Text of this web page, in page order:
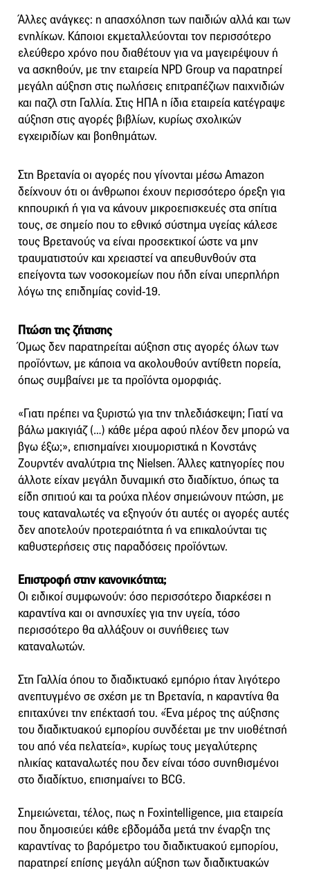
Άλλες ανάγκες: η απασχόληση των παιδιών αλλά και των
ενηλίκων. Κάποιοι εκμεταλλεύονται τον περισσότερο
ελεύθερο χρόνο που διαθέτουν για να μαγειρέψουν ή
να ασκηθούν, με την εταιρεία NPD Group να παρατηρεί
μεγάλη αύξηση στις πωλήσεις επιτραπέζιων παιχνιδιών
και παζλ στη Γαλλία. Στις ΗΠΑ η ίδια εταιρεία κατέγραψε
αύξηση στις αγορές βιβλίων, κυρίως σχολικών
εγχειριδίων και βοηθημάτων.
Στη Βρετανία οι αγορές που γίνονται μέσω Amazon
δείχνουν ότι οι άνθρωποι έχουν περισσότερο όρεξη για
κηπουρική ή για να κάνουν μικροεπισκευές στα σπίτια
τους, σε σημείο που το εθνικό σύστημα υγείας κάλεσε
τους Βρετανούς να είναι προσεκτικοί ώστε να μην
τραυματιστούν και χρειαστεί να απευθυνθούν στα
επείγοντα των νοσοκομείων που ήδη είναι υπερπλήρη
λόγω της επιδημίας covid-19.
Πτώση της ζήτησης
Όμως δεν παρατηρείται αύξηση στις αγορές όλων των
προϊόντων, με κάποια να ακολουθούν αντίθετη πορεία,
όπως συμβαίνει με τα προϊόντα ομορφιάς.
«Γιατι πρέπει να ξυριστώ για την τηλεδιάσκεψη; Γιατί να
βάλω μακιγιάζ (…) κάθε μέρα αφού πλέον δεν μπορώ να
βγω έξω;», επισημαίνει χιουμοριστικά η Κονστάνς
Ζουρντέν αναλύτρια της Nielsen. Άλλες κατηγορίες που
άλλοτε είχαν μεγάλη δυναμική στο διαδίκτυο, όπως τα
είδη σπιτιού και τα ρούχα πλέον σημειώνουν πτώση, με
τους καταναλωτές να εξηγούν ότι αυτές οι αγορές αυτές
δεν αποτελούν προτεραιότητα ή να επικαλούνται τις
καθυστερήσεις στις παραδόσεις προϊόντων.
Επιστροφή στην κανονικότητα;
Οι ειδικοί συμφωνούν: όσο περισσότερο διαρκέσει η
καραντίνα και οι ανησυχίες για την υγεία, τόσο
περισσότερο θα αλλάξουν οι συνήθειες των
καταναλωτών.
Στη Γαλλία όπου το διαδικτυακό εμπόριο ήταν λιγότερο
ανεπτυγμένο σε σχέση με τη Βρετανία, η καραντίνα θα
επιταχύνει την επέκτασή του. «Ένα μέρος της αύξησης
του διαδικτυακού εμπορίου συνδέεται με την υιοθέτησή
του από νέα πελατεία», κυρίως τους μεγαλύτερης
ηλικίας καταναλωτές που δεν είναι τόσο συνηθισμένοι
στο διαδίκτυο, επισημαίνει το BCG.
Σημειώνεται, τέλος, πως η Foxintelligence, μια εταιρεία
που δημοσιεύει κάθε εβδομάδα μετά την έναρξη της
καραντίνας το βαρόμετρο του διαδικτυακού εμπορίου,
παρατηρεί επίσης μεγάλη αύξηση των διαδικτυακών